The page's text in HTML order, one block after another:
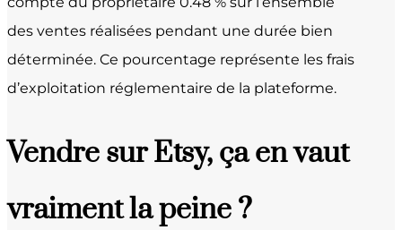
des ventes réalisées pendant une durée bien
déterminée. Ce pourcentage représente les frais
d’exploitation réglementaire de la plateforme.
Vendre sur Etsy, ça en vaut
vraiment la peine ?